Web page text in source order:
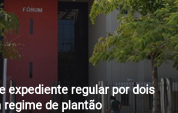
expediente regular por dois
de plantão